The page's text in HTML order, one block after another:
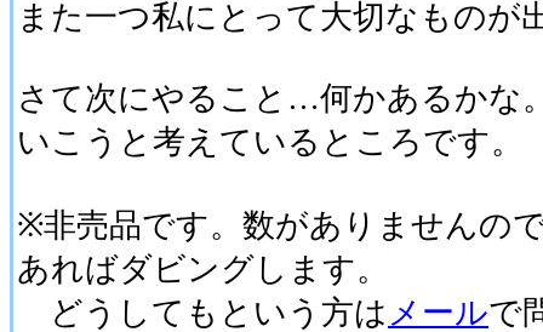
また一つ私にとって大切なものが
さて次にやること…何かあるかな
いこうと考えているところです。
※非売品です。数がありませんの
あればダビングします。
どうしてもという方は メールで